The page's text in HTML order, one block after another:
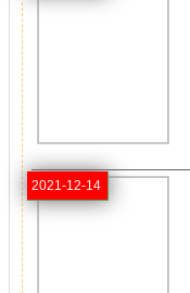
2021-12-14